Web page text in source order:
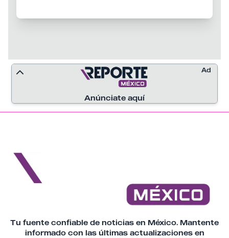
sus registros.
Anúnciate aquí
Ad
Tu fuente confiable de noticias en México. Mantente
informado con las últimas actualizaciones en